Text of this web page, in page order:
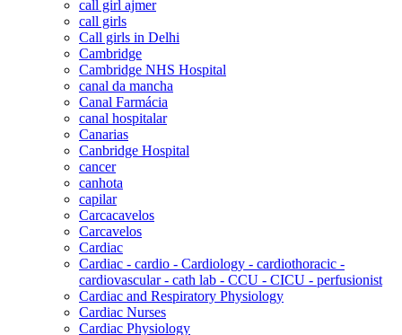
call girl ajmer
call girls
Call girls in Delhi
Cambridge
Cambridge NHS Hospital
canal da mancha
Canal Farmácia
canal hospitalar
Canarias
Canbridge Hospital
cancer
canhota
capilar
Carcacavelos
Carcavelos
Cardiac
Cardiac - cardio - Cardiology - cardiothoracic -
cardiovascular - cath lab - CCU - CICU - perfusionist
Cardiac and Respiratory Physiology
Cardiac Nurses
Cardiac Physiology